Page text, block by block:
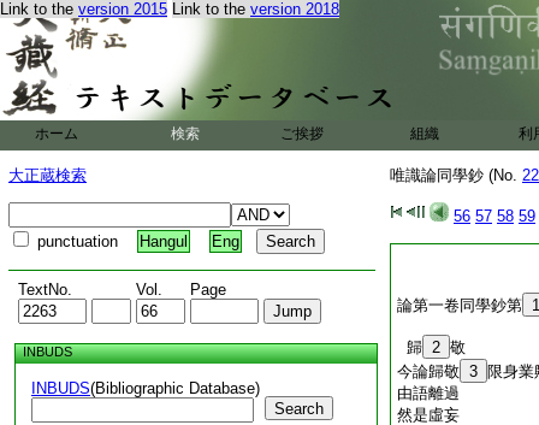
Link to the version 2015 Link to the version 2018
ホーム 検索 ご挨拶 組織 利
大正蔵検索
punctuation Hangul Eng
TextNo. Vol. Page
INBUDS
INBUDS(Bibliographic Database)
Search
唯識論同學鈔 (No.
56 57 58 59
論第一卷同學鈔第 1
歸 2 敬
今論歸敬 3 限身業
由語離過
然是虛妄